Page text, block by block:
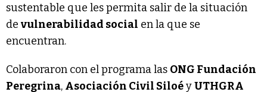
sustentable que les permita salir de la situación
de vulnerabilidad social en la que se
encuentran.
Colaboraron con el programa las ONG Fundación
Peregrina, Asociación Civil SiloéyUTHGRA